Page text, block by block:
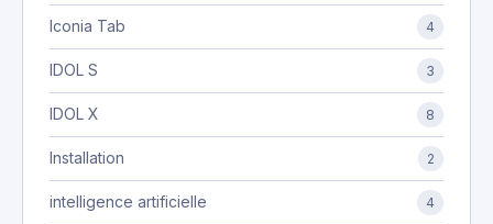
Iconia Tab 4
IDOL S 3
IDOL X 8
Installation 2
intelligence artificielle 4